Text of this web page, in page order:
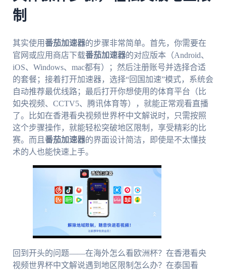
制
其实使用番茄加速器的步骤非常简单。首先，你需要在
官网或应用商店下载番茄加速器的对应版本（Android、
iOS、Windows、mac都有）；然后注册账号并选择合适
的套餐；接着打开加速器，选择“回国加速”模式，系统会
自动推荐最优线路；最后打开你想使用的体育平台（比
如央视频、CCTV5、腾讯体育等），就能正常观看直播
了。比如在香港看央视频世界杯中文解说时，只需按照
这个步骤操作，就能轻松突破地区限制，享受精彩的比
赛。而且 番茄加速器的界面设计简洁，即使是不太懂技
术的人也能快速上手。
回到开头的问题——在海外怎么看欧洲杯？在香港看央
视频世界杯中文解说遇到地区限制怎么办？在泰国看